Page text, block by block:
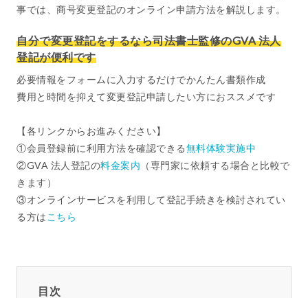
事では、商号変更登記のオンライン申請方法を解説します。
自分で変更登記をするなら司法書士監修のGVA 法人
登記が便利です
必要情報をフォームに入力するだけでかんたん書類作成
費用と時間を抑えて変更登記申請したい方におススメです
【各リンクからお進みください】
①会員登録前に利用方法を確認できる無料体験実施中
②GVA 法人登記の料金案内 （専門家に依頼する場合と比較で
きます）
③オンラインサービスを利用して登記手続きを検討されてい
る方は こちら
目次